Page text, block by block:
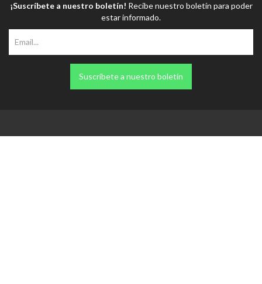
¡Suscríbete a nuestro boletín! Recibe nuestro boletín para poder
estar informado.
Suscríbete a nuestro boletín